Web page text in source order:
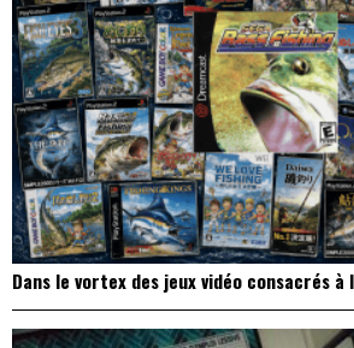
Dans le vortex des jeux vidéo consacrés à